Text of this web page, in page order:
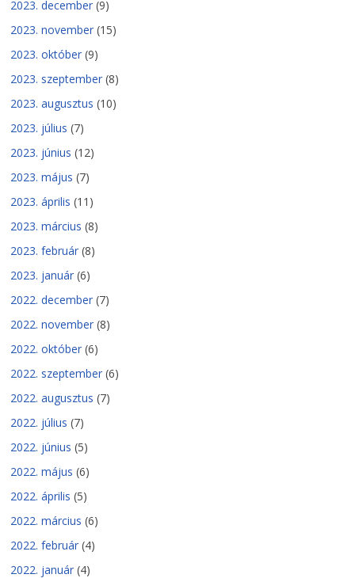
2023. december (9)
2023. november (15)
2023. október (9)
2023. szeptember (8)
2023. augusztus (10)
2023. július (7)
2023. június (12)
2023. május (7)
2023. április (11)
2023. március (8)
2023. február (8)
2023. január (6)
2022. december (7)
2022. november (8)
2022. október (6)
2022. szeptember (6)
2022. augusztus (7)
2022. július (7)
2022. június (5)
2022. május (6)
2022. április (5)
2022. március (6)
2022. február (4)
2022. január (4)